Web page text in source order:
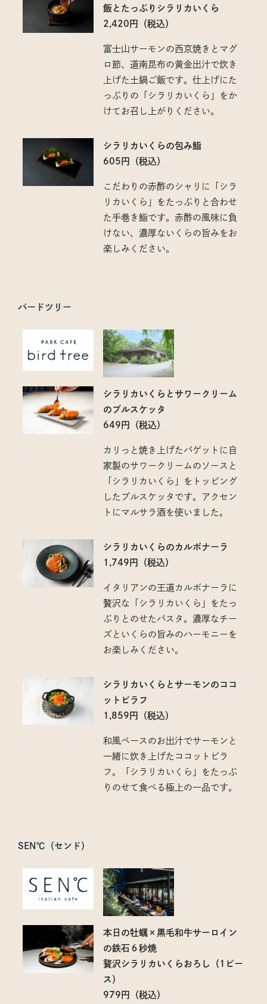
飯とたっぷりシラリカいくら
2,420円（税込）
富士山サーモンの西京焼きとマグ
ロ節、道南昆布の黄金出汁で炊き
上げた土鍋ご飯です。仕上げにた
っぷりの「シラリカいくら」をか
けてお召し上がりください。
シラリカいくらの包み鮨
605円（税込）
こだわりの赤酢のシャリに「シラ
リカいくら」をたっぷりと合わせ
た手巻き鮨です。赤酢の風味に負
けない、濃厚ないくらの旨みをお
楽しみください。
バードツリー
シラリカいくらとサワークリーム
のブルスケッタ
649円（税込）
カリっと焼き上げたバゲットに自
家製のサワークリームのソースと
「シラリカいくら」をトッピング
したブルスケッタです。アクセン
トにマルサラ酒を使いました。
シラリカいくらのカルボナーラ
1,749円（税込）
イタリアンの王道カルボナーラに
贅沢な「シラリカいくら」をたっ
ぷりとのせたパスタ。濃厚なチー
ズといくらの旨みのハーモニーを
お楽しみください。
シラリカいくらとサーモンのココ
ットピラフ
1,859円（税込）
和風ベースのお出汁でサーモンと
一緒に炊き上げたココットピラ
フ。「シラリカいくら」をたっぷ
りのせて食べる極上の一品です。
SEN℃（センド）
本日の牡蠣×黒毛和牛サーロイン
の鉄石６秒焼
贅沢シラリカいくらおろし（1ピー
ス）
979円（税込）